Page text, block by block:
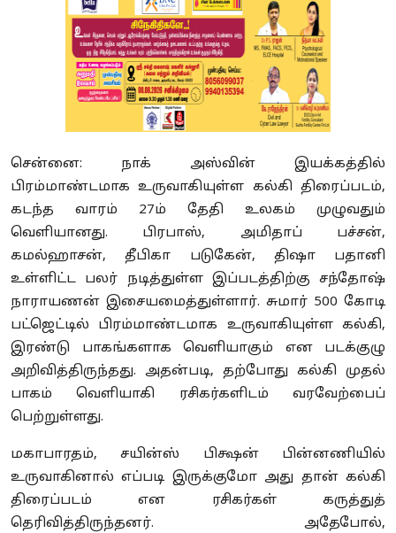
சென்னை: நாக் அஸ்வின் இயக்கத்தில்
பிரம்மாண்டமாக உருவாகியுள்ள கல்கி திரைப்படம்,
கடந்த வாரம் 27ம் தேதி உலகம் முழுவதும்
வெளியானது. பிரபாஸ், அமிதாப் பச்சன்,
கமல்ஹாசன், தீபிகா படுகேன், திஷா பதானி
உள்ளிட்ட பலர் நடித்துள்ள இப்படத்திற்கு சந்தோஷ்
நாராயணன் இசையமைத்துள்ளார். சுமார் 500 கோடி
பட்ஜெட்டில் பிரம்மாண்டமாக உருவாகியுள்ள கல்கி,
இரண்டு பாகங்களாக வெளியாகும் என படக்குழு
அறிவித்திருந்தது. அதன்படி, தற்போது கல்கி முதல்
பாகம் வெளியாகி ரசிகர்களிடம் வரவேற்பைப்
பெற்றுள்ளது.
மகாபாரதம், சயின்ஸ் பிக்ஷன் பின்னணியில்
உருவாகினால் எப்படி இருக்குமோ அது தான் கல்கி
திரைப்படம் என ரசிகர்கள் கருத்துத்
தெரிவித்திருந்தனர். அதேபோல்,